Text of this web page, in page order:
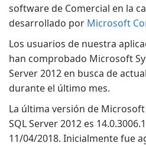
software de Comercial en la
desarrollado por Microsoft
Los usuarios de nuestra
han comprobado Microsoft
Server 2012 en busca de
durante el último mes.
La última versión de Microsoft
SQL Server 2012 es
11/04/2018. Inicialmente fue